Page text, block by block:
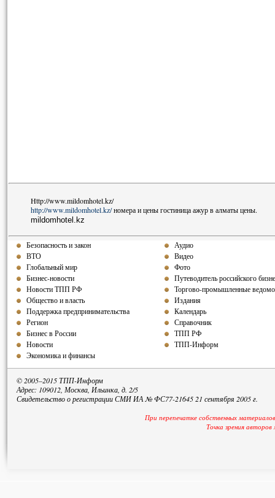
Http://www.mildomhotel.kz/
http://www.mildomhotel.kz/номера и цены гостиница ажур в алматы цены.
mildomhotel.kz
Безопасность и закон
ВТО
Глобальный мир
Бизнес-новости
Новости ТПП РФ
Общество и власть
Поддержка предпринимательства
Регион
Бизнес в России
Новости
Экономика и финансы
Аудио
Видео
Фото
Путеводитель российского
Торгово-промышленные
Издания
Календарь
Справочник
ТПП РФ
ТПП-Информ
© 2005–2015 ТПП-Информ
Адрес: 109012, Москва, Ильинка, д. 2/5
Свидетельство о регистрации СМИ ИА № ФС77-21645 21 сентября 2005 г.
При перепечатке собственных
Точка зрения